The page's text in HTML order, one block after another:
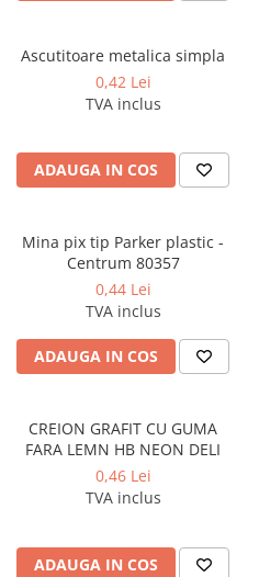
Tipizate offset
Tipizate offset personalizate
Rezerva cub notes
Indigo si hartie carbon
Caiete A5
Ascutitori
Creioane colorate
Creioane mecanice si rezerve
Stilouri
Plastilina
Echere
Compas scolar
Truse geometrie
Markere textile
Pixuri si rezerve
Instrumente pentru proiectare
Tus, tusiere
Perforatoare
Pioneze
Suporti documente/accesorii de
Ascutitoare metalica simpla
0,42 Lei
TVA inclus
ADAUGA IN COS
Mina pix tip Parker plastic -
Centrum 80357
0,44 Lei
TVA inclus
ADAUGA IN COS
CREION GRAFIT CU GUMA
FARA LEMN HB NEON DELI
0,46 Lei
TVA inclus
ADAUGA IN COS